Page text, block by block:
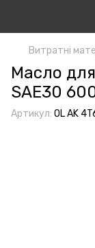
Витратні
Масло
SAE30
Артикул: OL AK